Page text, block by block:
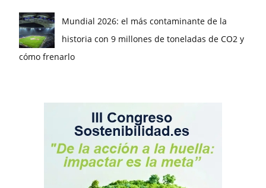
Mundial 2026: el más contaminante de la
historia con 9 millones de toneladas de CO2 y
cómo frenarlo